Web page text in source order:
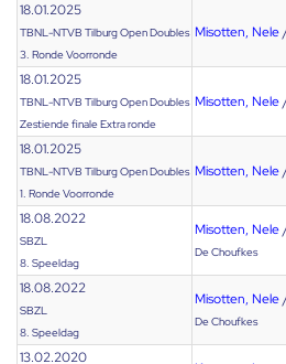
18.01.2025
TBNL-NTVB Tilburg Open Doubles
3. Ronde Voorronde
Misotten, Nele
18.01.2025
TBNL-NTVB Tilburg Open Doubles
Zestiende finale Extra ronde
Misotten, Nele
18.01.2025
TBNL-NTVB Tilburg Open Doubles
1. Ronde Voorronde
Misotten, Nele
18.08.2022
SBZL
8. Speeldag
Misotten, Nele
De Choufkes
18.08.2022
SBZL
8. Speeldag
Misotten, Nele
De Choufkes
13.02.2020